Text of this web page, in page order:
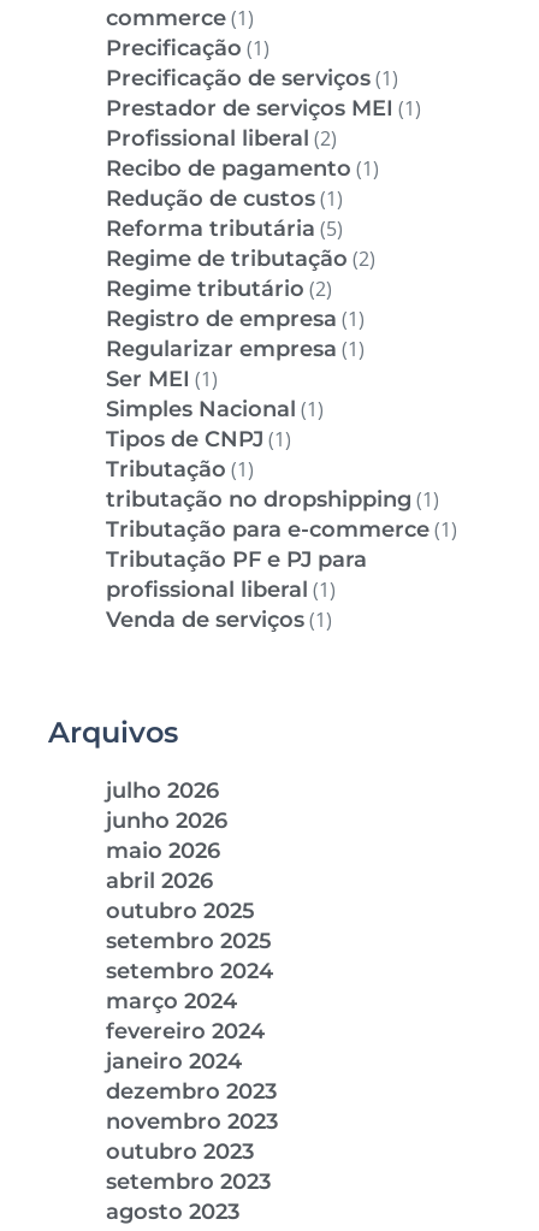
commerce(1)
Precificação (1)
Precificação de serviços(1)
Prestador de serviços MEI (1)
Profissional liberal (2)
Recibo de pagamento (1)
Redução de custos(1)
Reforma tributária (5)
Regime de tributação (2)
Regime tributário (2)
Registro de empresa (1)
Regularizar empresa (1)
Ser MEI (1)
Simples Nacional (1)
Tipos de CNPJ (1)
Tributação (1)
tributação no dropshipping (1)
Tributação para e-commerce(1)
Tributação PF e PJ para
profissional liberal (1)
Venda de serviços(1)
Arquivos
julho 2026
junho 2026
maio 2026
abril 2026
outubro 2025
setembro 2025
setembro 2024
março 2024
fevereiro 2024
janeiro 2024
dezembro 2023
novembro 2023
outubro 2023
setembro 2023
agosto 2023